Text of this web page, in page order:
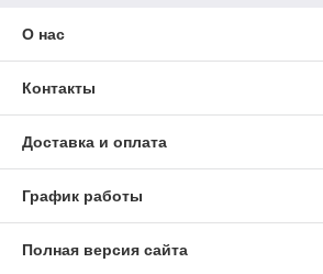
О нас
Контакты
Доставка и оплата
График работы
Полная версия сайта